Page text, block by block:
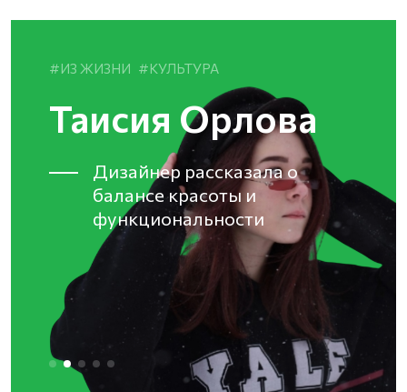
ИЗ ЖИЗНИ КУЛЬТУРА
Таисия Орлова
Дизайнер рассказала о
балансе красоты и
функциональности